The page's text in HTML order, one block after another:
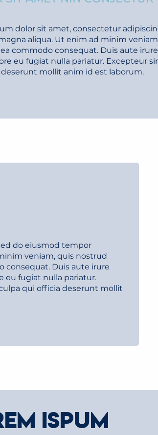
dolor sit amet, consectetur
aliqua. Ut enim ad minim
commodo consequat. Duis aute
eu fugiat nulla pariatur. Excepteur
mollit anim id est laborum.
do eiusmod tempor
veniam, quis nostrud
consequat. Duis aute irure
eu fugiat nulla pariatur.
qui officia deserunt mollit
ISPUM